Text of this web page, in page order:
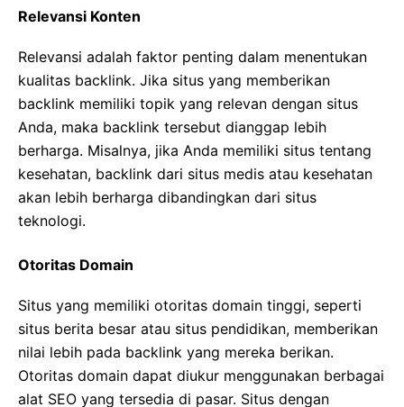
Relevansi Konten
Relevansi adalah faktor penting dalam menentukan
kualitas backlink. Jika situs yang memberikan
backlink memiliki topik yang relevan dengan situs
Anda, maka backlink tersebut dianggap lebih
berharga. Misalnya, jika Anda memiliki situs tentang
kesehatan, backlink dari situs medis atau kesehatan
akan lebih berharga dibandingkan dari situs
teknologi.
Otoritas Domain
Situs yang memiliki otoritas domain tinggi, seperti
situs berita besar atau situs pendidikan, memberikan
nilai lebih pada backlink yang mereka berikan.
Otoritas domain dapat diukur menggunakan berbagai
alat SEO yang tersedia di pasar. Situs dengan